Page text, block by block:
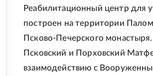
Реабилитационный центр для
построен на территории
Псково-Печерского
Псковский и Порховский
взаимодействию с